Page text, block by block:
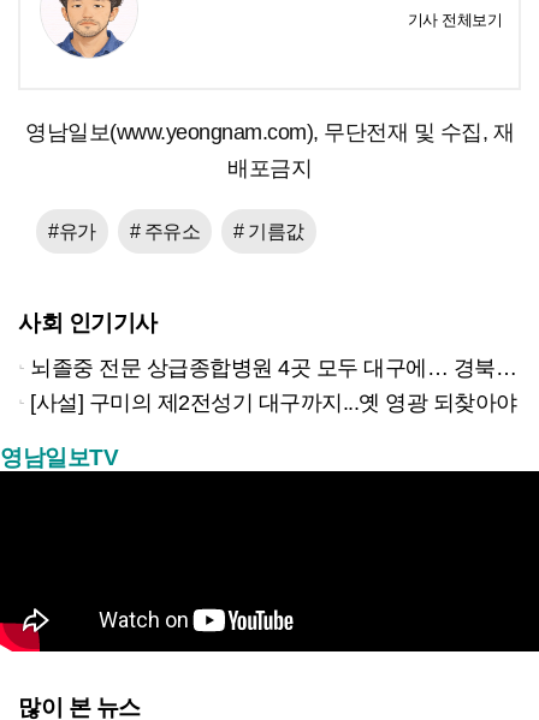
기사 전체보기
영남일보(www.yeongnam.com), 무단전재 및 수집, 재
배포금지
#유가 # 주유소 # 기름값
사회 인기기사
뇌졸중 전문 상급종합병원 4곳 모두 대구에… 경북은 골든타임 사각지대
[사설] 구미의 제2전성기 대구까지...옛 영광 되찾아야
영남일보TV
많이 본 뉴스